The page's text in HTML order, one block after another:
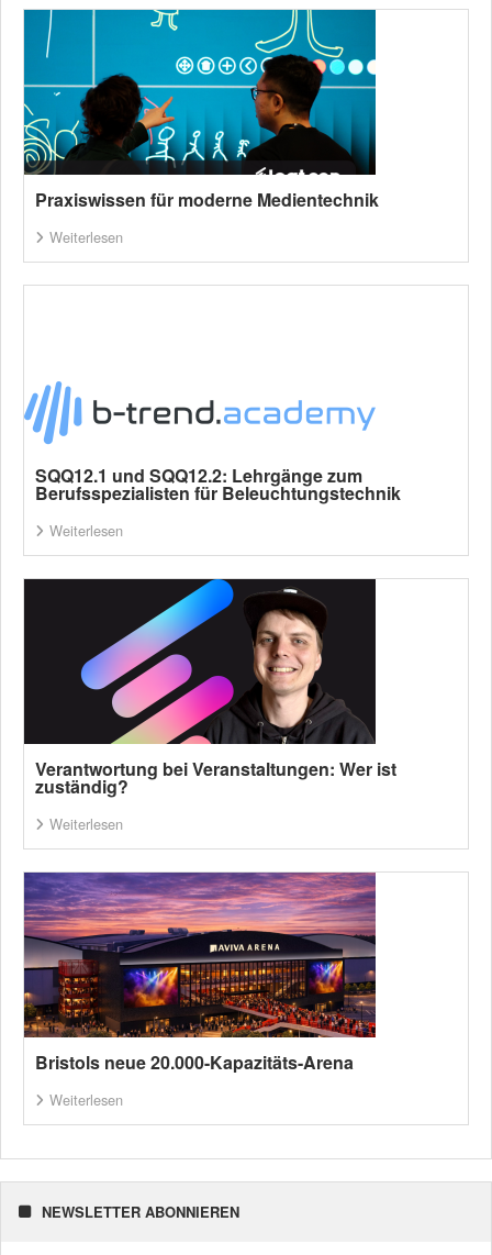
Praxiswissen für moderne Medientechnik
Weiterlesen
SQQ12.1 und SQQ12.2: Lehrgänge zum
Berufsspezialisten für Beleuchtungstechnik
Weiterlesen
Verantwortung bei Veranstaltungen: Wer ist
zuständig?
Weiterlesen
Bristols neue 20.000-Kapazitäts-Arena
Weiterlesen
NEWSLETTER ABONNIEREN